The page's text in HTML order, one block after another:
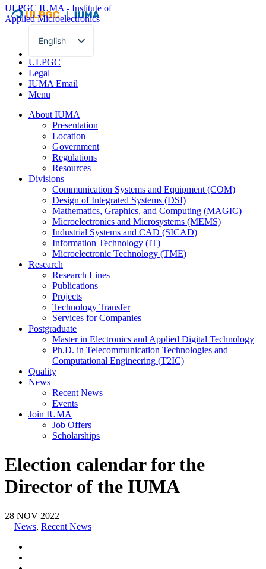
ULPGC IUMA - Institute of
Applied Microelectronics
English
Spanish
ULPGC
Legal
IUMA Email
Menu
About IUMA
Presentation
Location
Government
Regulations
Resources
Divisions
Communication Systems and Equipment (COM)
Design of Integrated Systems (DSI)
Mathematics, Graphics, and Computing (MAGIC)
Microelectronics and Microsystems (MEMS)
Industrial Systems and CAD (SICAD)
Information Technology (IT)
Microelectronic Technology (TME)
Research
Research Lines
Publications
Projects
Technology Transfer
Services for Companies
Postgraduate
Master in Electronics and Applied Digital Technology
Ph.D. in Telecommunication Technologies and
Computational Engineering (T2IC)
Quality
News
Recent News
Events
Join IUMA
Job Offers
Scholarships
Election calendar for the
Director of the IUMA
28 NOV 2022
News, Recent News